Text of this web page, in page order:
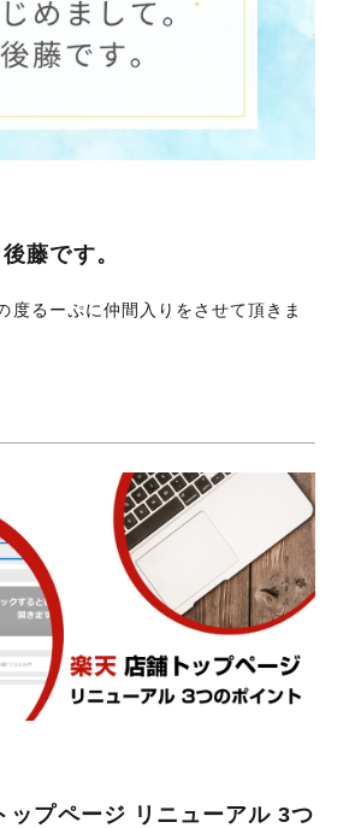
藤です。
度るーぷに仲間入りをさせて頂きま
ップページ リニューアル 3つ